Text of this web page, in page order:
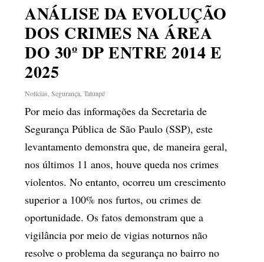
ANÁLISE DA EVOLUÇÃO
DOS CRIMES NA ÁREA
DO 30º DP ENTRE 2014 E
2025
Notícias ,Segurança ,Tatuapé
Por meio das informações da Secretaria de
Segurança Pública de São Paulo (SSP), este
levantamento demonstra que, de maneira geral,
nos últimos 11 anos, houve queda nos crimes
violentos. No entanto, ocorreu um crescimento
superior a 100% nos furtos, ou crimes de
oportunidade. Os fatos demonstram que a
vigilância por meio de vigias noturnos não
resolve o problema da segurança no bairro no